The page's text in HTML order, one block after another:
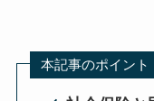
本記事のポイント